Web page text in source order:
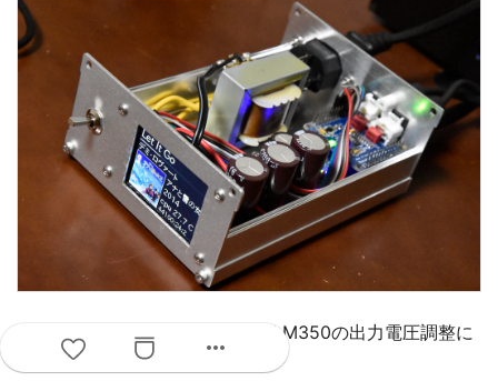
安定化電源は、LM350を使用。LM350の出力電圧調整に
半固定抵抗を使ってはイケナイ。
more_horiz